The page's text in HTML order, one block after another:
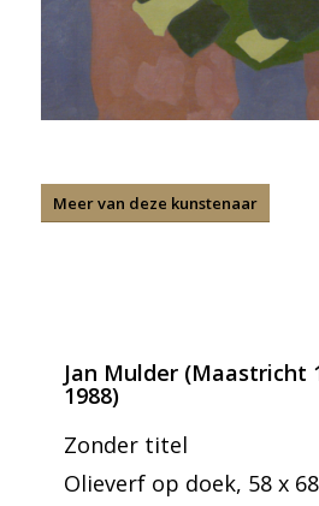
Meer van deze kunstenaar
Jan Mulder (Maastricht
1988)
Zonder titel
Olieverf op doek, 58 x